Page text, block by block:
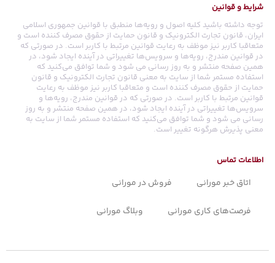
شرایط و قوانین
توجه داشته باشید کلیه اصول و رویه‏‌ها منطبق با قوانین جمهوری اسلامی
ایران، قانون تجارت الکترونیک و قانون حمایت از حقوق مصرف کننده است و
متعاقبا کاربر نیز موظف به رعایت قوانین مرتبط با کاربر است. در صورتی که
در قوانین مندرج، رویه‏‌ها و سرویس‏‌ها تغییراتی در آینده ایجاد شود، در
همین صفحه منتشر و به روز رسانی می شود و شما توافق می‏‌کنید که
استفاده مستمر شما از سایت به معنی قانون تجارت الکترونیک و قانون
حمایت از حقوق مصرف کننده است و متعاقبا کاربر نیز موظف به رعایت
قوانین مرتبط با کاربر است. در صورتی که در قوانین مندرج، رویه‏‌ها و
سرویس‏‌ها تغییراتی در آینده ایجاد شود، در همین صفحه منتشر و به روز
رسانی می شود و شما توافق می‏‌کنید که استفاده مستمر شما از سایت به
معنی پذیرش هرگونه تغییر است.
اطلاعات تماس
اتاق خبر مورانی فروش در مورانی
فرصت‌های کاری مورانی وبلاگ مورانی